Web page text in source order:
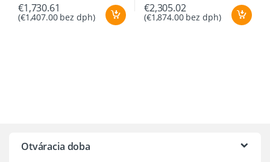
€1,730.61
(€1,407.00bez dph)
€2,305.02
(€1,874.00bez dph)
Otváracia doba